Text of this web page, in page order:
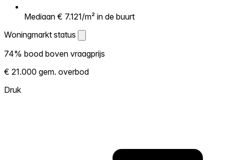
Mediaan € 7.121/m² in de buurt
Woningmarkt status
Woningmarkt status
Laat zien hoe competitief de markt hier is.
Hoe meer woningen boven vraagprijs
verkopen, hoe heter. Heet? Verwacht
74% bood boven vraagprijs
€ 21.000 gem. overbod
Druk